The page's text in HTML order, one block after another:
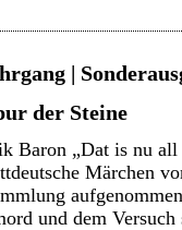
|
der Steine
Baron „Dat is nu all
Märchen
und dem